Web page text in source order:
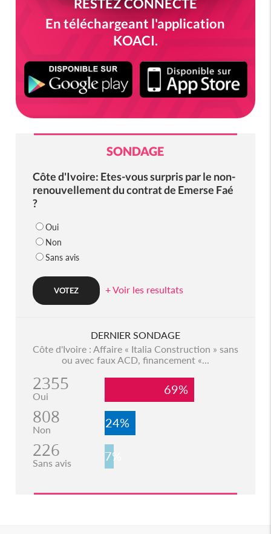
RESTEZ CONNECTÉ
En téléchargeant l'application
KOACI.
SONDAGE
Côte d'Ivoire: Etes-vous surpris par le non-
renouvellement du contrat de Emerse Faé
?
Oui
Non
Sans avis
+ Voir les resultats
DERNIER SONDAGE
Côte d'Ivoire : Affaire « Italia Construction » sans
ou avec faux ACD, financement «...
2355
Oui 69%
808
Non 24%
226
Sans avis 7%